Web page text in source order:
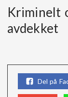
Kriminelt
avdekket
Del på